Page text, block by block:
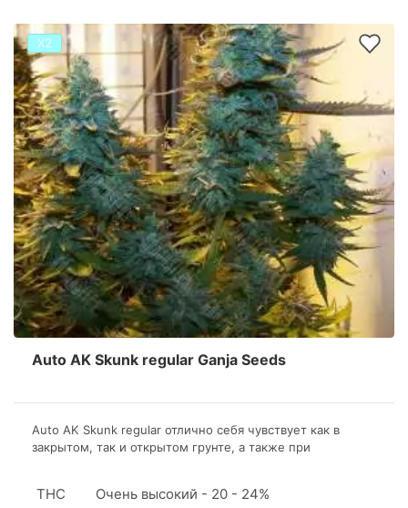
Х2
Auto AK Skunk regular Ganja Seeds
Auto AK Skunk regular отлично себя чувствует как в
закрытом, так и открытом грунте, а также при
THC Очень высокий - 20 - 24%